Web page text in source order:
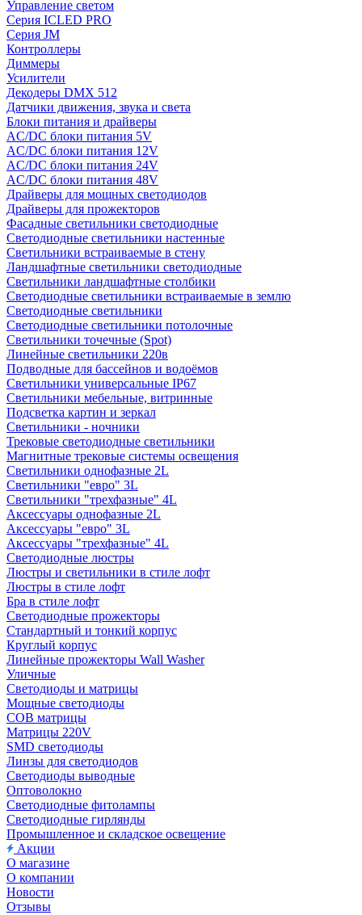
Управление светом
Серия ICLED PRO
Серия JM
Контроллеры
Диммеры
Усилители
Декодеры DMX 512
Датчики движения, звука и света
Блоки питания и драйверы
AC/DC блоки питания 5V
AC/DC блоки питания 12V
AC/DC блоки питания 24V
AC/DC блоки питания 48V
Драйверы для мощных светодиодов
Драйверы для прожекторов
Фасадные светильники светодиодные
Светодиодные светильники настенные
Светильники встраиваемые в стену
Ландшафтные светильники светодиодные
Светильники ландшафтные столбики
Светодиодные светильники встраиваемые в землю
Светодиодные светильники
Светодиодные светильники потолочные
Светильники точечные (Spot)
Линейные светильники 220в
Подводные для бассейнов и водоёмов
Светильники универсальные IP67
Светильники мебельные, витринные
Подсветка картин и зеркал
Светильники - ночники
Трековые светодиодные светильники
Магнитные трековые системы освещения
Светильники однофазные 2L
Светильники "евро" 3L
Светильники "трехфазные" 4L
Аксессуары однофазные 2L
Аксессуары "евро" 3L
Аксессуары "трехфазные" 4L
Светодиодные люстры
Люстры и светильники в стиле лофт
Люстры в стиле лофт
Бра в стиле лофт
Светодиодные прожекторы
Стандартный и тонкий корпус
Круглый корпус
Линейные прожекторы Wall Washer
Уличные
Светодиоды и матрицы
Мощные светодиоды
COB матрицы
Матрицы 220V
SMD светодиоды
Линзы для светодиодов
Светодиоды выводные
Оптоволокно
Светодиодные фитолампы
Светодиодные гирлянды
Промышленное и складское освещение
Акции
О магазине
О компании
Новости
Отзывы